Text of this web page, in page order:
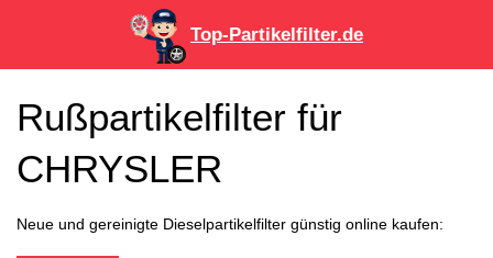
Top-Partikelfilter.de
Rußpartikelfilter für
CHRYSLER
Neue und gereinigte Dieselpartikelfilter günstig online kaufen: